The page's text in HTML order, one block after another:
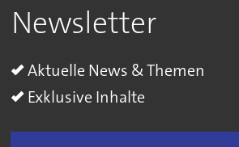
Newsletter
Aktuelle News & Themen
Exklusive Inhalte